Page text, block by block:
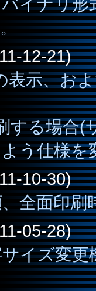
12-21)
表示、お
する場合(
う仕様を
10-30)
全面印刷
05-28)
イズ変更